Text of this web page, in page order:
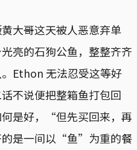
大哥这天被人恶意弃单
亮的石狗公鱼，整整齐齐
Ethon 无法忍受这等好
不说便把整箱鱼打包回
是好，“但先买回来，再
是一间以“鱼”为重的餐